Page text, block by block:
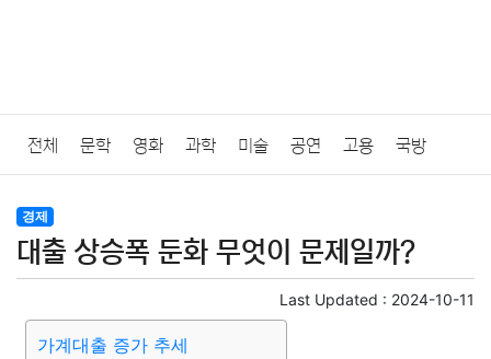
전체 문학 영화 과학 미술 공연 고용 국방
법률
질병 가요 방송 일상 주식 암호화폐 블록체인
결혼 육아 반려동물 패션 미용
경제
대출 상승폭 둔화 무엇이 문제일까?
Last Updated : 2024-10-11
가계대출 증가 추세